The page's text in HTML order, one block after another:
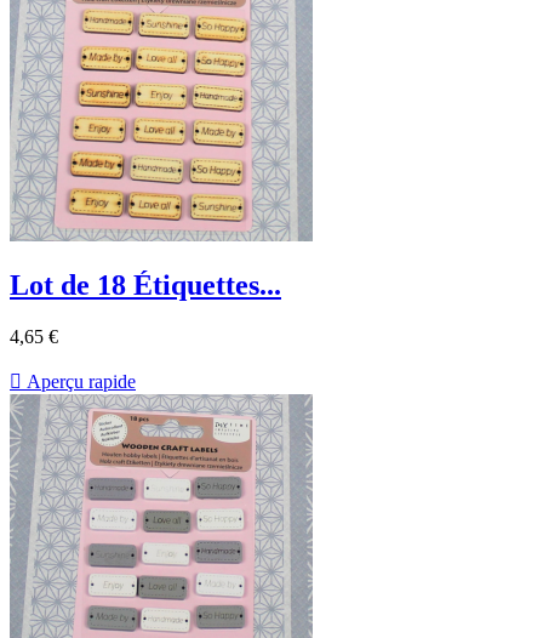
Lot de 18 Étiquettes...
4,65 €
 Aperçu rapide